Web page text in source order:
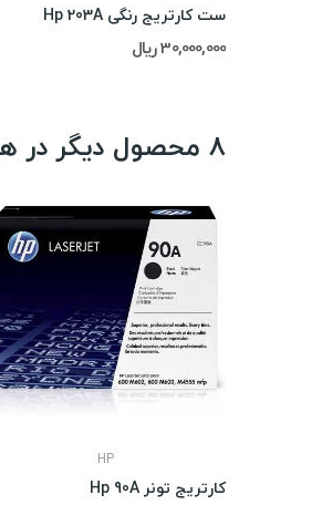
ست کارتریج رنگی Hp 203A
30,000,000 ریال
8 محصول دیگر در همین شاخه:
HP
کارتریج تونر Hp 90A